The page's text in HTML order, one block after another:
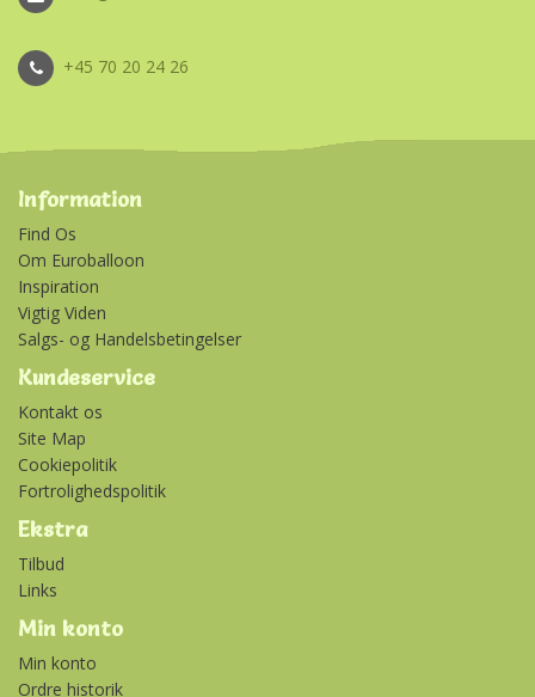
+45 70 20 24 26
Information
Find Os
Om Euroballoon
Inspiration
Vigtig Viden
Salgs- og Handelsbetingelser
Kundeservice
Kontakt os
Site Map
Cookiepolitik
Fortrolighedspolitik
Ekstra
Tilbud
Links
Min konto
Min konto
Ordre historik